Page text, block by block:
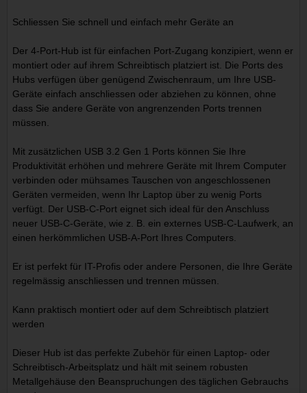
Schliessen Sie schnell und einfach mehr Geräte an
Der 4-Port-Hub ist für einfachen Port-Zugang konzipiert, wenn er
montiert oder auf ihrem Schreibtisch platziert ist. Die Ports des
Hubs verfügen über genügend Zwischenraum, um Ihre USB-
Geräte einfach anschliessen oder abziehen zu können, ohne
dass Sie andere Geräte von angrenzenden Ports trennen
müssen.
Mit zusätzlichen USB 3.2 Gen 1 Ports können Sie Ihre
Produktivität erhöhen und mehrere Geräte mit Ihrem Computer
verbinden oder mühsames Tauschen von angeschlossenen
Geräten vermeiden, wenn Ihr Laptop über zu wenig Ports
verfügt. Der USB-C-Port eignet sich ideal für den Anschluss
neuer USB-C-Geräte, wie z. B. ein externes USB-C-Laufwerk, an
einen herkömmlichen USB-A-Port Ihres Computers.
Er ist perfekt für IT-Profis oder andere Personen, die Ihre Geräte
regelmässig anschliessen und trennen müssen.
Kann praktisch montiert oder auf dem Schreibtisch platziert
werden
Dieser Hub ist das perfekte Zubehör für einen Laptop- oder
Schreibtisch-Arbeitsplatz und hält mit seinem robusten
Metallgehäuse den Beanspruchungen des täglichen Gebrauchs